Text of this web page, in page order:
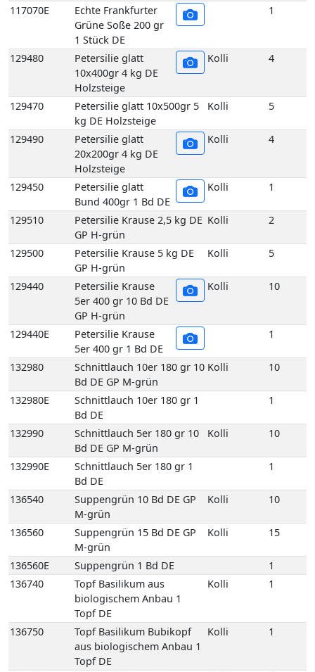
117070E
Echte Frankfurter
Grüne Soße 200 gr
1 Stück DE
1
129480
Petersilie glatt
10x400gr 4 kg DE
Holzsteige
Kolli 4
129470
Petersilie glatt 10x500gr 5
kg DE Holzsteige
Kolli 5
129490
Petersilie glatt
20x200gr 4 kg DE
Holzsteige
Kolli 4
129450
Petersilie glatt
Bund 400gr 1 Bd DE
Kolli 1
129510
Petersilie Krause 2,5 kg DE
GP H-grün
Kolli 2
129500
Petersilie Krause 5 kg DE
GP H-grün
Kolli 5
129440
Petersilie Krause
5er 400 gr 10 Bd DE
GP H-grün
Kolli 10
129440E
Petersilie Krause
5er 400 gr 1 Bd DE
1
132980
Schnittlauch 10er 180 gr 10
Bd DE GP M-grün
Kolli 10
132980E
Schnittlauch 10er 180 gr 1
Bd DE
1
132990
Schnittlauch 5er 180 gr 10
Bd DE GP M-grün
Kolli 10
132990E
Schnittlauch 5er 180 gr 1
Bd DE
1
136540
Suppengrün 10 Bd DE GP
M-grün
Kolli 10
136560
Suppengrün 15 Bd DE GP
M-grün
Kolli 15
136560E Suppengrün 1 Bd DE
1
136740
Topf Basilikum aus
biologischem Anbau 1
Topf DE
Kolli 1
136750
Topf Basilikum Bubikopf
aus biologischem Anbau 1
Topf DE
Kolli 1